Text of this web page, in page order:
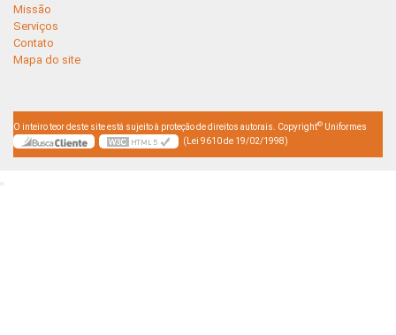
Missão
Serviços
Contato
Mapa do site
O inteiro teor deste site está sujeito à proteção de direitos autorais. Copyright© Uniformes
(Lei 9610 de 19/02/1998)